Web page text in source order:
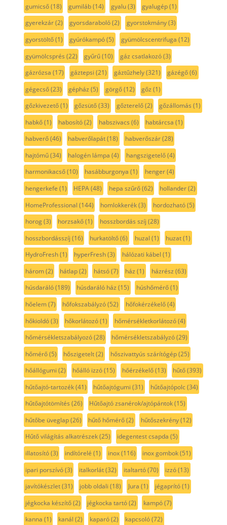
gumicső(18) gumiláb(14) gyalu(3) gyalugép(1)
gyerekzár(2) gyorsdaraboló(2) gyorstokmány(3)
gyorstöltő(1) gyúrókampó(5) gyümölcscentrifuga (12)
gyümölcsprés (22) gyűrű(10) gáz csatlakozó(3)
gázrózsa (17) gáztepsi (21) gáztűzhely(321) gázégő(6)
gégecső(23) gépház (5) görgő(12) gőz (1)
gőzkivezető(1) gőzsütő(33) gőzterelő(2) gőzállomás (1)
habkő(1) habosító(2) habszivacs (6) habtárcsa (1)
habverő(46) habverőlapát(18) habverőszár(28)
hajtómű(34) halogén lámpa (4) hangszigetelő(4)
harmonikacső(10) hasábburgonya (1) henger(4)
hengerkefe (1) HEPA(48) hepa szűrő(62) hollander(2)
HomeProfessional (144) homlokkerék(3) hordozható(5)
horog(3) horzsakő(1) hosszbordás szíj (28)
hosszbordásszíj (16) hurkatöltő(6) huzal (1) huzat(1)
HydroFresh(1) hyperFresh(3) hálózati kábel (1)
három(2) hátlap(2) hátsó(7) ház (1) házrész (63)
húsdaráló(189) húsdaráló ház (15) húshőmérő(1)
hőelem(7) hőfokszabályzó(52) hőfokérzékelő(4)
hőkioldó(3) hőkorlátozó(1) hőmérsékletkorlátozó(4)
hőmérsékletszabályozó(28) hőmérsékletszabályzó(29)
hőmérő(5) hőszigetelt(2) hőszivattyús szárítógép(25)
hőállógumi (2) hőálló izzó(15) hőérzékelő(13) hűtő(393)
hűtőajtó-tartozék(41) hűtőajtógumi (31) hűtőajtópolc(34)
hűtőajtótömítés (26) Hűtőajtó zsanérok/ajtópántok(15)
hűtőbe üveglap(26) hűtő hőmérő(2) hűtőszekrény(12)
Hűtő világítás alkatrészek(25) idegentest csapda (5)
illatosító(3) indítórelé (1) inox(116) inox gombok(51)
ipari porszívó(3) italkorlát(32) italtartó(70) izzó(13)
javítókészlet(31) jobb oldali (18) Jura (1) jégaprító(1)
jégkocka készítő(2) jégkocka tartó(2) kampó(7)
kanna (1) kanál (2) kaparó(2) kapcsoló(72)